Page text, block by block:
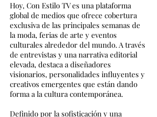
Hoy, Con Estilo TV es una plataforma
global de medios que ofrece cobertura
exclusiva de las principales semanas de
la moda, ferias de arte y eventos
culturales alrededor del mundo. A través
de entrevistas y una narrativa editorial
elevada, destaca a diseñadores
visionarios, personalidades influyentes y
creativos emergentes que están dando
forma a la cultura contemporánea.
Definido por la sofisticación y una